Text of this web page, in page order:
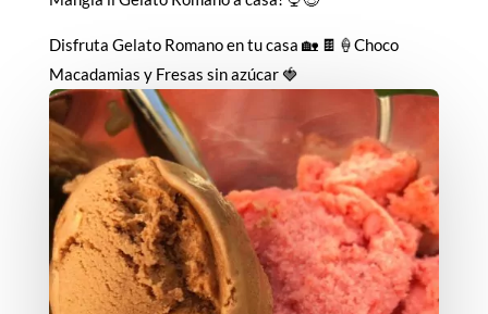
Disfruta Gelato Romano en tu casa 🏡 🍫🍦Choco
Macadamias y Fresas sin azúcar 🍓